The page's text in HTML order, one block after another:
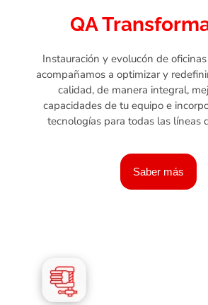
QA
Instauración y evolucón de
acompañamos a optimizar y
calidad, de manera integral,
capacidades de tu equipo e
tecnologías para todas las líneas
Saber más